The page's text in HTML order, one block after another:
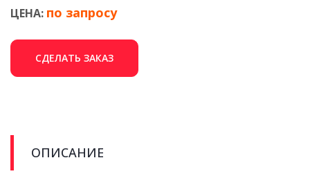
ЦЕНА: по запросу
СДЕЛАТЬ ЗАКАЗ
ОПИСАНИЕ